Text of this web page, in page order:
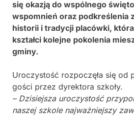
się okazją do wspólnego
wspomnień oraz podkreślenia
historii i tradycji placówki,
kształci kolejne pokolenia
gminy.
Uroczystość rozpoczęła się od
gości przez dyrektora szkoły.
– Dzisiejsza uroczystość
naszej szkole najważniejszy